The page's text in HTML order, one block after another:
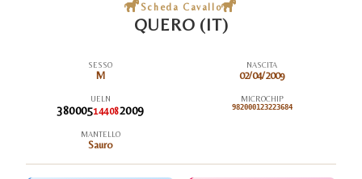
Scheda Cavallo
QUERO (IT)
SESSO
M
NASCITA
02/04/2009
UELN
380005144082009
MICROCHIP
982000123223684
MANTELLO
Sauro